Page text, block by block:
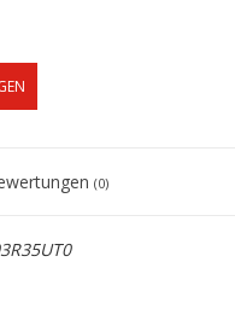
(0)